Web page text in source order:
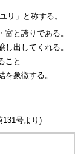
リ」と称する。
富と誇りである。
出してくれる。
こと
象徴する。
131号より)